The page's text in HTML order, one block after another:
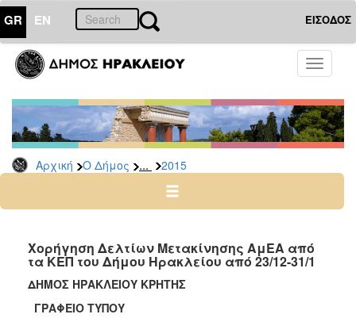
GR EN ΕΙΣΟΔΟΣ
Toggle
Αρχική Ο Δήμος ... 2015
ΔΗΜΟΣ
Δελτία
Τύπου
Αρχείο
2026
2024
2022
2021
2020
Χορήγηση Δελτίων Μετακίνησης ΑμΕΑ από
τα ΚΕΠ του Δήμου Ηρακλείου από 23/12-31/1
ΔΗΜΟΣ ΗΡΑΚΛΕΙΟΥ ΚΡΗΤΗΣ
ΓΡΑΦΕΙΟ ΤΥΠΟΥ